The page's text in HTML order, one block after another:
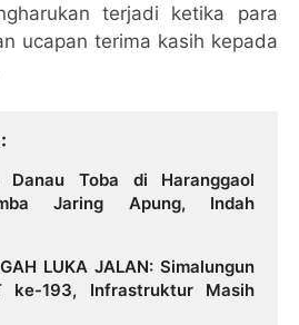
terjadi ketika para
ucapan terima kasih kepada
Danau Toba di Haranggaol
Jaring Apung, Indah
LUKA JALAN: Simalungun
ke-193, Infrastruktur Masih